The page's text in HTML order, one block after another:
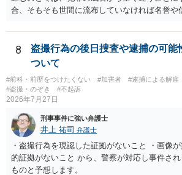
合、そもそも世間に流布していなければ名誉や
8
盗撮行為の後日捜査や逮捕の可能
ついて
#前科・前歴をつけたくない #加害者
#逮捕による解雇
#盗撮・のぞき
#不起訴
2026年7月27日
刑事事件に強い弁護士
井上 祐司 弁護士
・盗撮行為を現認した証拠がないこと ・画像
的証拠がないこと から、警察が対応し事件さ
ものと予想します。